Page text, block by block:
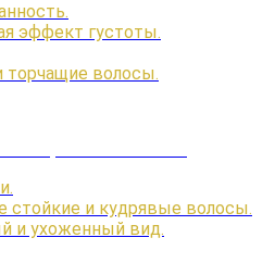
эффект густоты.
волосы.
и кудрявые волосы.
и ухоженный вид.